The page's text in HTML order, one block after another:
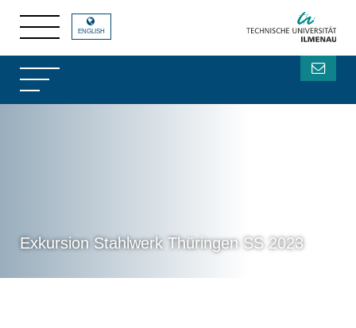
Exkursion Stahlwerk Thüringen SS 2023
ENGLISH